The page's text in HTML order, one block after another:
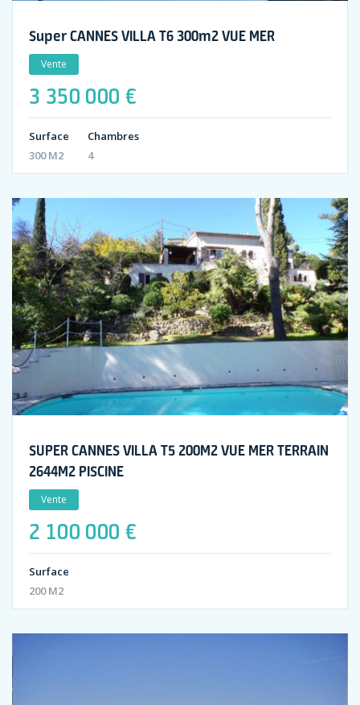
Super CANNES VILLA T6 300m2 VUE MER
Vente
3 350 000 €
Surface
300 M2
Chambres
4
SUPER CANNES VILLA T5 200M2 VUE MER TERRAIN
2644M2 PISCINE
Vente
2 100 000 €
Surface
200 M2